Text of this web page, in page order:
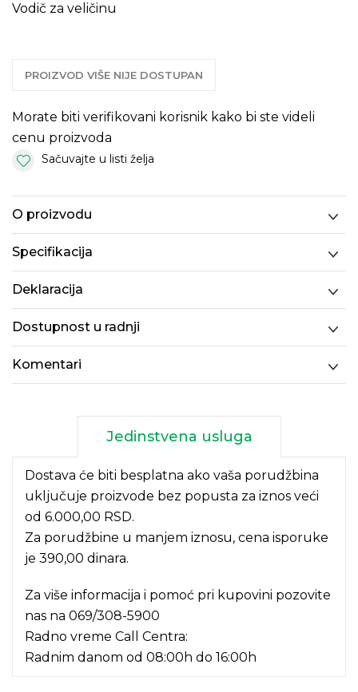
Vodič za veličinu
PROIZVOD VIŠE NIJE DOSTUPAN
Morate biti verifikovani korisnik kako bi ste videli
cenu proizvoda
Sačuvajte u listi želja
O proizvodu
Specifikacija
Deklaracija
Dostupnost u radnji
Komentari
Jedinstvena usluga
Dostava će biti besplatna ako vaša porudžbina
uključuje proizvode bez popusta za iznos veći
od 6.000,00 RSD.
Za porudžbine u manjem iznosu, cena isporuke
je 390,00 dinara.
Za više informacija i pomoć pri kupovini pozovite
nas na 069/308-5900
Radno vreme Call Centra:
Radnim danom od 08:00h do 16:00h